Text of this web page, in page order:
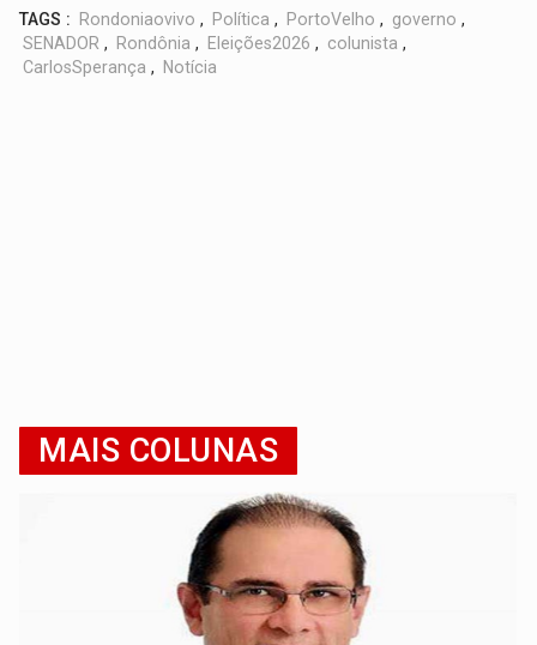
TAGS : Rondoniaovivo , Política , PortoVelho , governo ,
SENADOR , Rondônia , Eleições2026 , colunista ,
CarlosSperança , Notícia
MAIS COLUNAS